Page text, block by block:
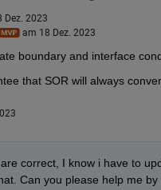
Dez. 2023
am 18 Dez. 2023
boundary and interface
that SOR will always
correct, I know i have to
Can you please help me